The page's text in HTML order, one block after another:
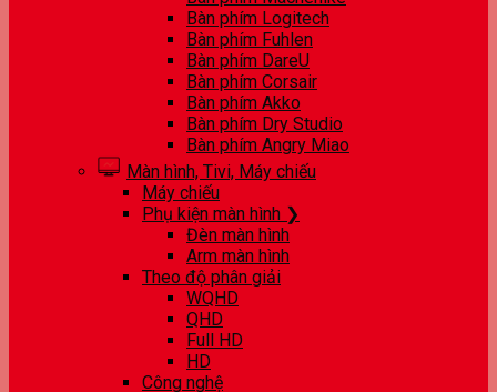
Bàn phím Logitech
Bàn phím Fuhlen
Bàn phím DareU
Bàn phím Corsair
Bàn phím Akko
Bàn phím Dry Studio
Bàn phím Angry Miao
Màn hình, Tivi, Máy chiếu
Máy chiếu
Phụ kiện màn hình ❯
Đèn màn hình
Arm màn hình
Theo độ phân giải
WQHD
QHD
Full HD
HD
Công nghệ